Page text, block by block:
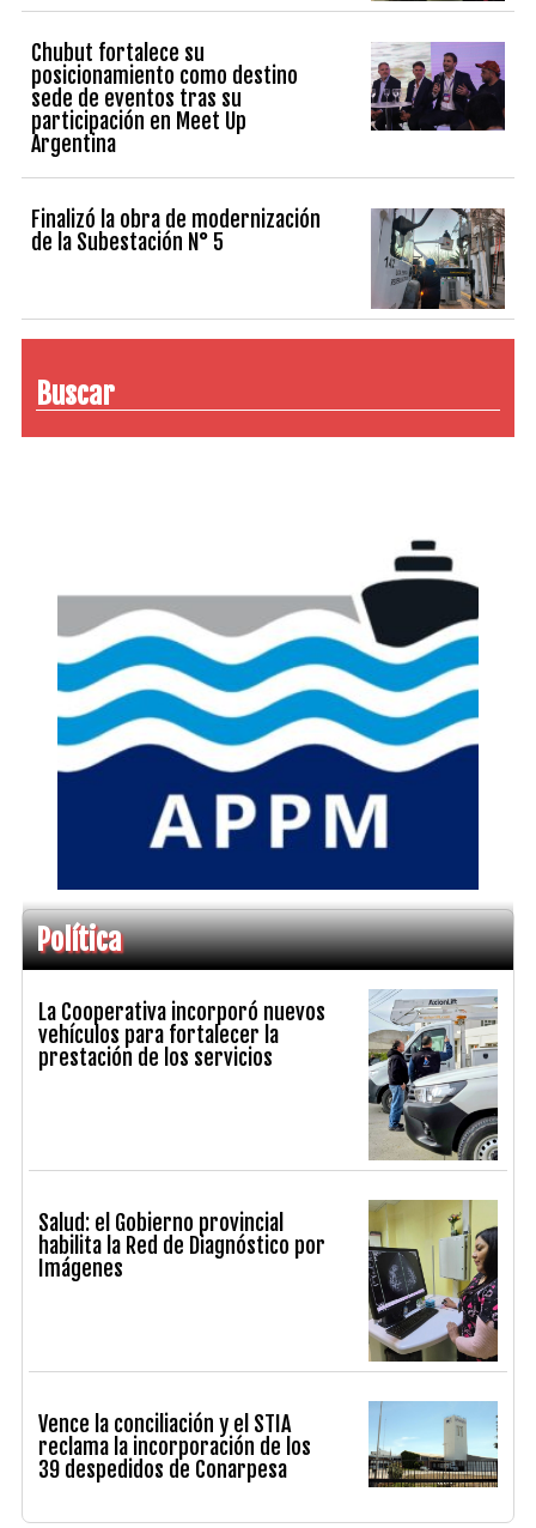
Chubut fortalece su
posicionamiento como destino
sede de eventos tras su
participación en Meet Up
Argentina
Finalizó la obra de modernización
de la Subestación N° 5
Buscar
Política
La Cooperativa incorporó nuevos
vehículos para fortalecer la
prestación de los servicios
Salud: el Gobierno provincial
habilita la Red de Diagnóstico por
Imágenes
Vence la conciliación y el STIA
reclama la incorporación de los
39 despedidos de Conarpesa